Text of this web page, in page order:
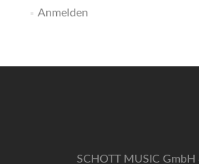
Anmelden
SCHOTT MUSIC GmbH